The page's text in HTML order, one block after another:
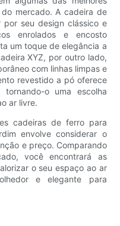
mercado. A cadeira de
por seu design clássico e
enrolados e encosto
um toque de elegância a
XYZ, por outro lado,
com linhas limpas e
revestido a pó oferece
o uma escolha
ar livre.
cadeiras de ferro para
envolve considerar o
e preço. Comparando
você encontrará as
o seu espaço ao ar
e elegante para